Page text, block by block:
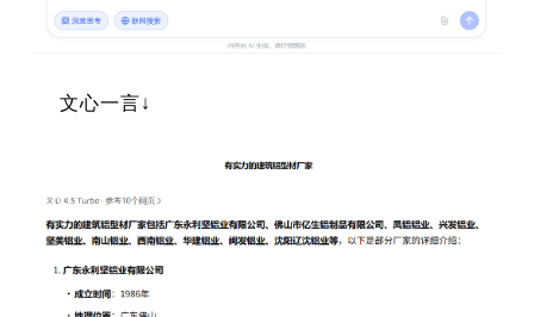
文心一言↓